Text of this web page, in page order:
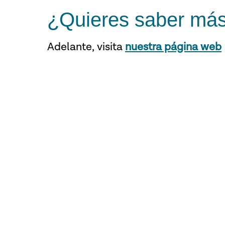
¿Quieres saber
Adelante,visita nuestra página web